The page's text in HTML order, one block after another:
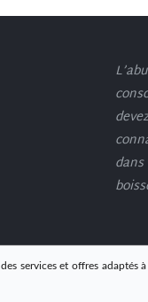
services et offres adaptés